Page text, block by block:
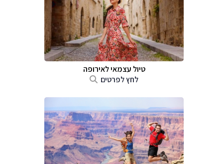
טיול עצמאי לאירופה
לחץ לפרטים